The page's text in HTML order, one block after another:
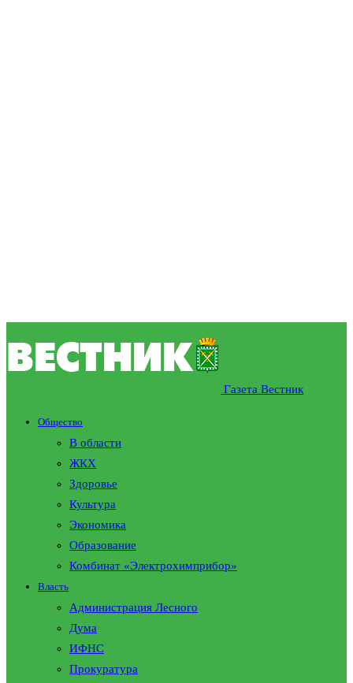
Газета Вестник
Общество
В области
ЖКХ
Здоровье
Культура
Экономика
Образование
Комбинат «Электрохимприбор»
Власть
Администрация Лесного
Дума
ИФНС
Прокуратура